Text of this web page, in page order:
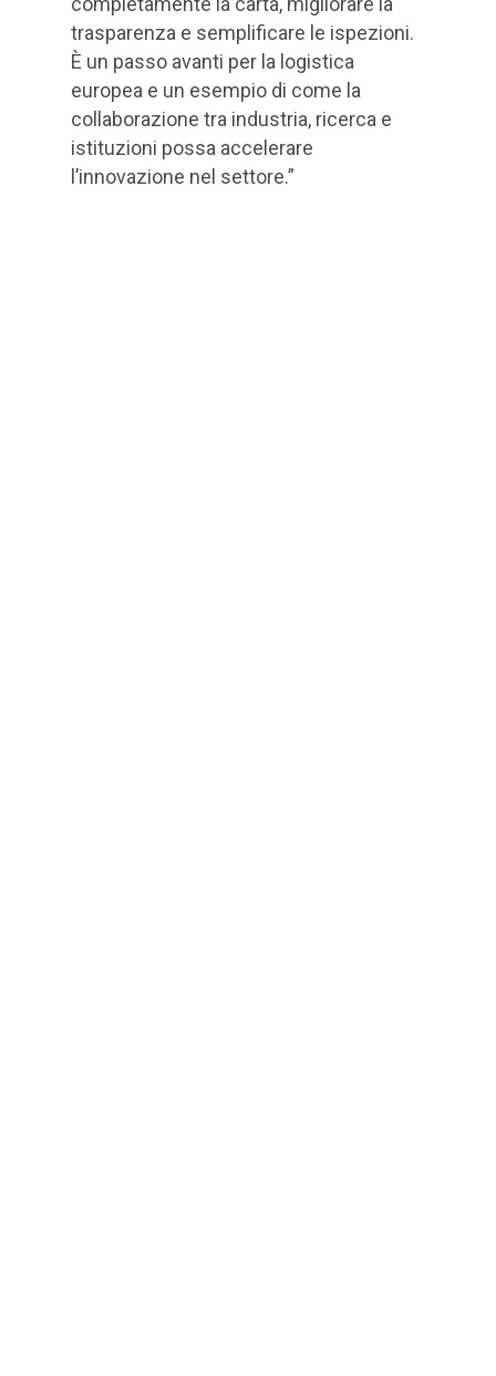
trasparenza e semplificare le ispezioni.
È un passo avanti per la logistica
europea e un esempio di come la
collaborazione tra industria, ricerca e
istituzioni possa accelerare
l’innovazione nel settore.”